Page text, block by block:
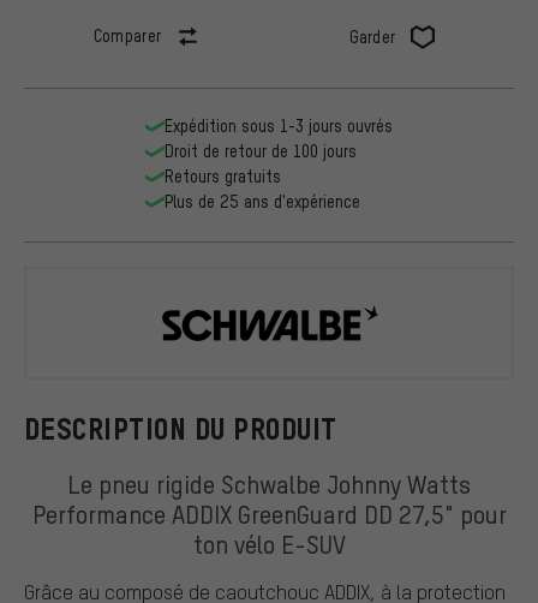
Comparer Garder
DESCRIPTION DU PRODUIT
Le pneu rigide Schwalbe Johnny Watts
Performance ADDIX GreenGuard DD 27,5" pour
ton vélo E-SUV
Grâce au composé de caoutchouc ADDIX, à la protection
Expédition sous 1-3 jours ouvrés
Droit de retour de 100 jours
Retours gratuits
Plus de 25 ans d'expérience